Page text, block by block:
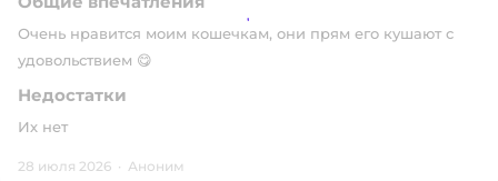
Очень нравится моим кошечкам, они прям его кушают с
удовольствием 😋
Недостатки
Их нет
28 июля 2026 · Аноним